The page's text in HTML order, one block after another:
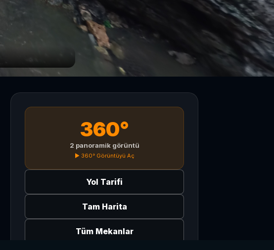
360°
2 panoramik görüntü
▶ 360° Görüntüyü Aç
Yol Tarifi
Tam Harita
Tüm Mekanlar